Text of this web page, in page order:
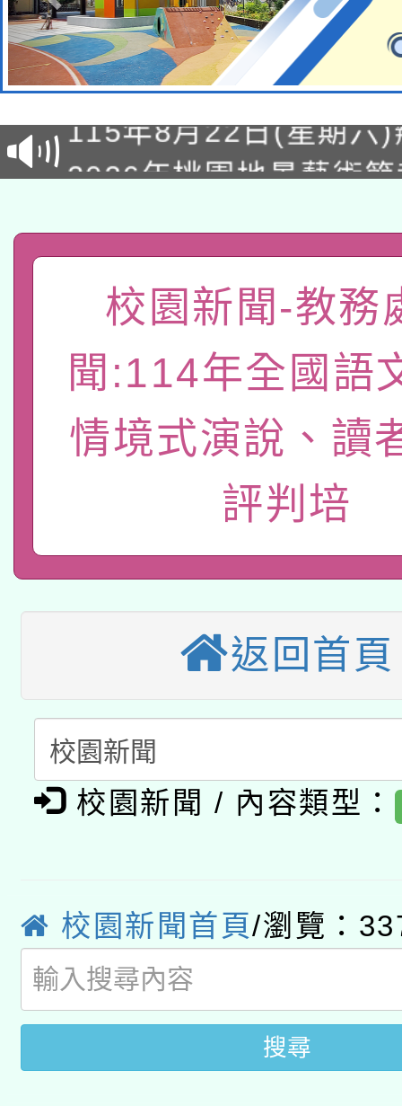
轉知經濟部水利署委託
業技術研究院辦理「
用水績優單位及節水達
115年8月22日(星期六
桃園市孔廟祈福系列
2026年桃園地景藝術
關事宜
轉知教育部國民及學前
國立臺灣師範大學辦
年度健康促進學校輔導
業成長研習」實施計畫
函轉國家教育研究院
原住民族教育政策研討
族教育國際趨勢與發展
新北市政府教育局辦理
師專業成長研習實施計
方素養工作坊新北場」
函轉國立臺灣師範大學
族語言臺北學習中心
「族語學習班」招生簡
轉知有關國立成功大學
文教學共融平台-教案
件」活動簡章
教育部國民及學前教
年度COVID-19疫苗接
接種對象擴大為「滿6
接種之民眾」措施，
月28日止
轉知經濟部水利署委託
業技術研究院辦理「
用水績優單位及節水達
115年8月22日(星期六
桃園市孔廟祈福系列
開 智慧啟航」
2026年桃園地景藝術
「2026桃園藝術巡演
關事宜
轉知教育部國民及學前
國立臺灣師範大學辦理
年度健康促進學校輔導
函轉國家教育研究院中
原住民族教育政策研討
轉知教育部國民及學前
方素養工作坊新北場」
函轉國立臺灣師範大學
「族語學習班」招生簡
文教學共融平台-教案
件」活動簡章
教育部國民及學前教育
年度COVID-19疫苗接
接種對象擴大為「滿6
接種之民眾」措施，延
校園新聞-教務
聞:114年全國語
情境式演說、讀
評判培
返回首頁
校園新聞 / 內容類型：
校園新聞首頁/瀏覽：
搜尋